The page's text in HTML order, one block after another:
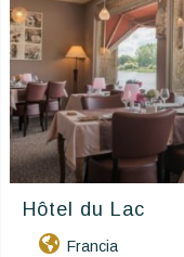
Hôtel du Lac
Francia